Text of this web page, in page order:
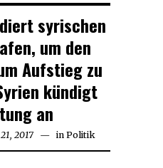
syrischen
um den
Aufstieg zu
kündigt
an
2017 in Politik